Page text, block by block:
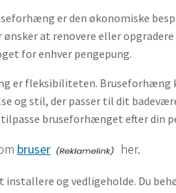
er den økonomiske
at renovere eller
for enhver pengepung.
er fleksibiliteten.
og stil, der passer til dit
bruseforhænget efter din
bruser her.
installere og vedligeholde. Du